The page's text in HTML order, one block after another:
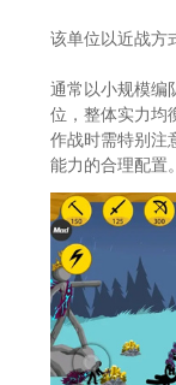
该单位以近战方
通常以小规模编
位，整体实力均
作战时需特别注
能力的合理配置。